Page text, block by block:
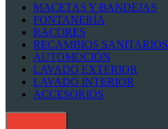
MACETAS Y BANDEJAS
FONTANERÍA
RACORES
RECAMBIOS SANITARIOS
AUTOMOCIÓN
LAVADO EXTERIOR
LAVADO INTERIOR
ACCESORIOS